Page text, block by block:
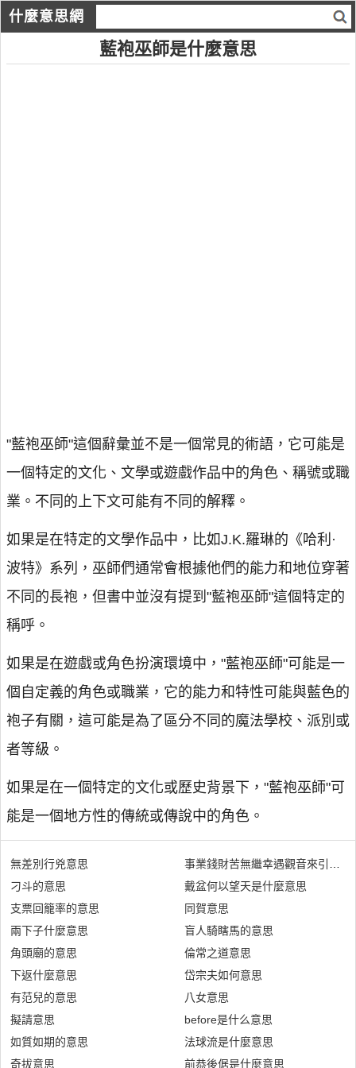
什麼意思網
藍袍巫師是什麼意思
"藍袍巫師"這個辭彙並不是一個常見的術語，它可能是
一個特定的文化、文學或遊戲作品中的角色、稱號或職
業。不同的上下文可能有不同的解釋。
如果是在特定的文學作品中，比如J.K.羅琳的《哈利·
波特》系列，巫師們通常會根據他們的能力和地位穿著
不同的長袍，但書中並沒有提到"藍袍巫師"這個特定的
稱呼。
如果是在遊戲或角色扮演環境中，"藍袍巫師"可能是一
個自定義的角色或職業，它的能力和特性可能與藍色的
袍子有關，這可能是為了區分不同的魔法學校、派別或
者等級。
如果是在一個特定的文化或歷史背景下，"藍袍巫師"可
能是一個地方性的傳統或傳說中的角色。
無差別行兇意思
刁斗的意思
支票回籠率的意思
兩下子什麼意思
角頭廟的意思
下返什麼意思
有范兒的意思
擬請意思
如質如期的意思
奇拔意思
事業錢財苦無繼幸遇觀音來引路
戴盆何以望天是什麼意思
同賀意思
盲人騎瞎馬的意思
倫常之道意思
岱宗夫如何意思
八女意思
before是什么意思
法球流是什麼意思
前恭後倨是什麼意思